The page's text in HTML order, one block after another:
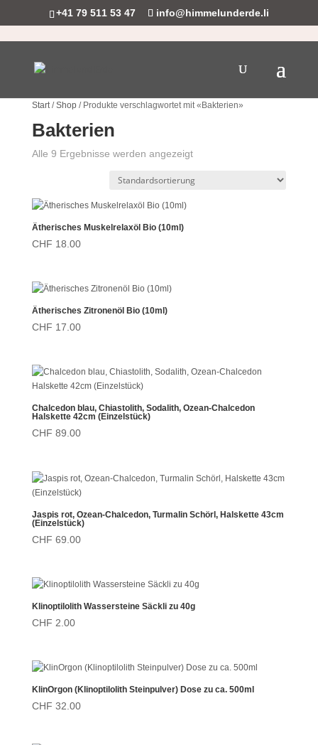
+41 79 511 53 47 info@himmelunderde.li
Start/Shop/ Produkte verschlagwortet mit «Bakterien»
Bakterien
Alle 9 Ergebnisse werden angezeigt
Ätherisches Muskelrelaxöl Bio (10ml)
CHF 18.00
Ätherisches Zitronenöl Bio (10ml)
CHF 17.00
Chalcedon blau, Chiastolith, Sodalith, Ozean-Chalcedon
Halskette 42cm (Einzelstück)
CHF 89.00
Jaspis rot, Ozean-Chalcedon, Turmalin Schörl, Halskette 43cm
(Einzelstück)
CHF 69.00
Klinoptilolith Wassersteine Säckli zu 40g
CHF 2.00
KlinOrgon (Klinoptilolith Steinpulver) Dose zu ca. 500ml
CHF 32.00